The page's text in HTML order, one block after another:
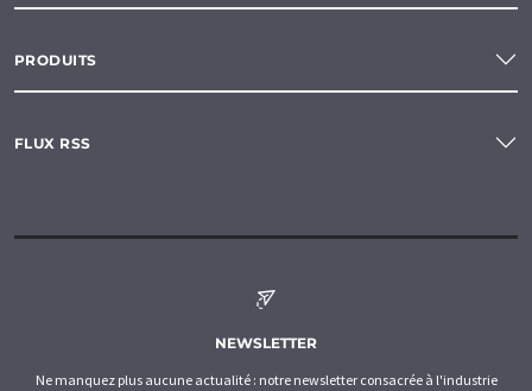
PRODUITS
FLUX RSS
NEWSLETTER
Ne manquez plus aucune actualité : notre newsletter consacrée à l'industrie